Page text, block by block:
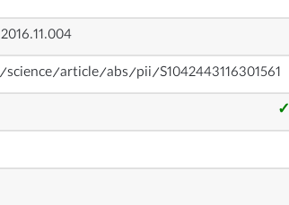
article/abs/pii/S1042443116301561
✓